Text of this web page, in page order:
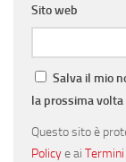
Sito web
Salva il mio
la prossima
Questo sito è
Policye ai